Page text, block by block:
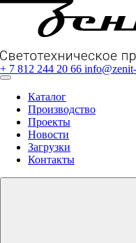
+ 7 812 244 20 66
Каталог
Производство
Проекты
Новости
Загрузки
Контакты